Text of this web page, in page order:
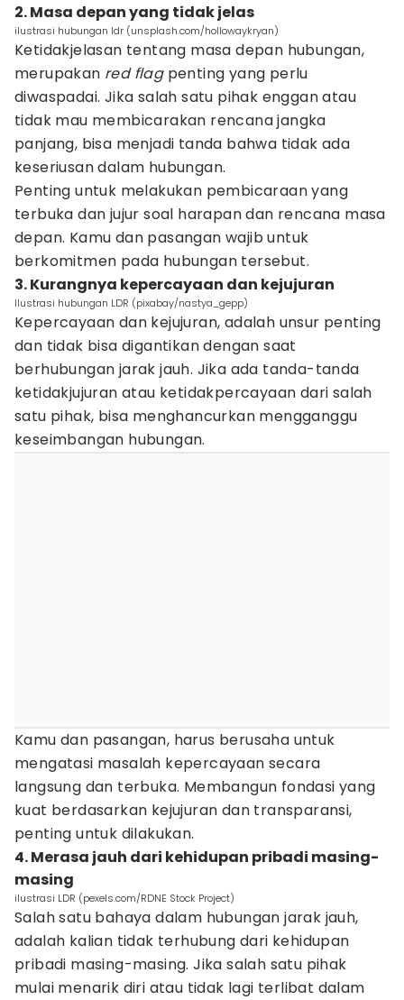
2. Masa depan yang tidak jelas
ilustrasi hubungan ldr (unsplash.com/hollowaykryan)
Ketidakjelasan tentang masa depan hubungan,
merupakan red flagpenting yang perlu
diwaspadai. Jika salah satu pihak enggan atau
tidak mau membicarakan rencana jangka
panjang, bisa menjadi tanda bahwa tidak ada
keseriusan dalam hubungan.
Penting untuk melakukan pembicaraan yang
terbuka dan jujur soal harapan dan rencana masa
depan. Kamu dan pasangan wajib untuk
berkomitmen pada hubungan tersebut.
3. Kurangnya kepercayaan dan kejujuran
Ilustrasi hubungan LDR (pixabay/nastya_gepp)
Kepercayaan dan kejujuran, adalah unsur penting
dan tidak bisa digantikan dengan saat
berhubungan jarak jauh. Jika ada tanda-tanda
ketidakjujuran atau ketidakpercayaan dari salah
satu pihak, bisa menghancurkan mengganggu
keseimbangan hubungan.
Kamu dan pasangan, harus berusaha untuk
mengatasi masalah kepercayaan secara
langsung dan terbuka. Membangun fondasi yang
kuat berdasarkan kejujuran dan transparansi,
penting untuk dilakukan.
4. Merasa jauh dari kehidupan pribadi masing-
masing
ilustrasi LDR (pexels.com/RDNE Stock Project)
Salah satu bahaya dalam hubungan jarak jauh,
adalah kalian tidak terhubung dari kehidupan
pribadi masing-masing. Jika salah satu pihak
mulai menarik diri atau tidak lagi terlibat dalam